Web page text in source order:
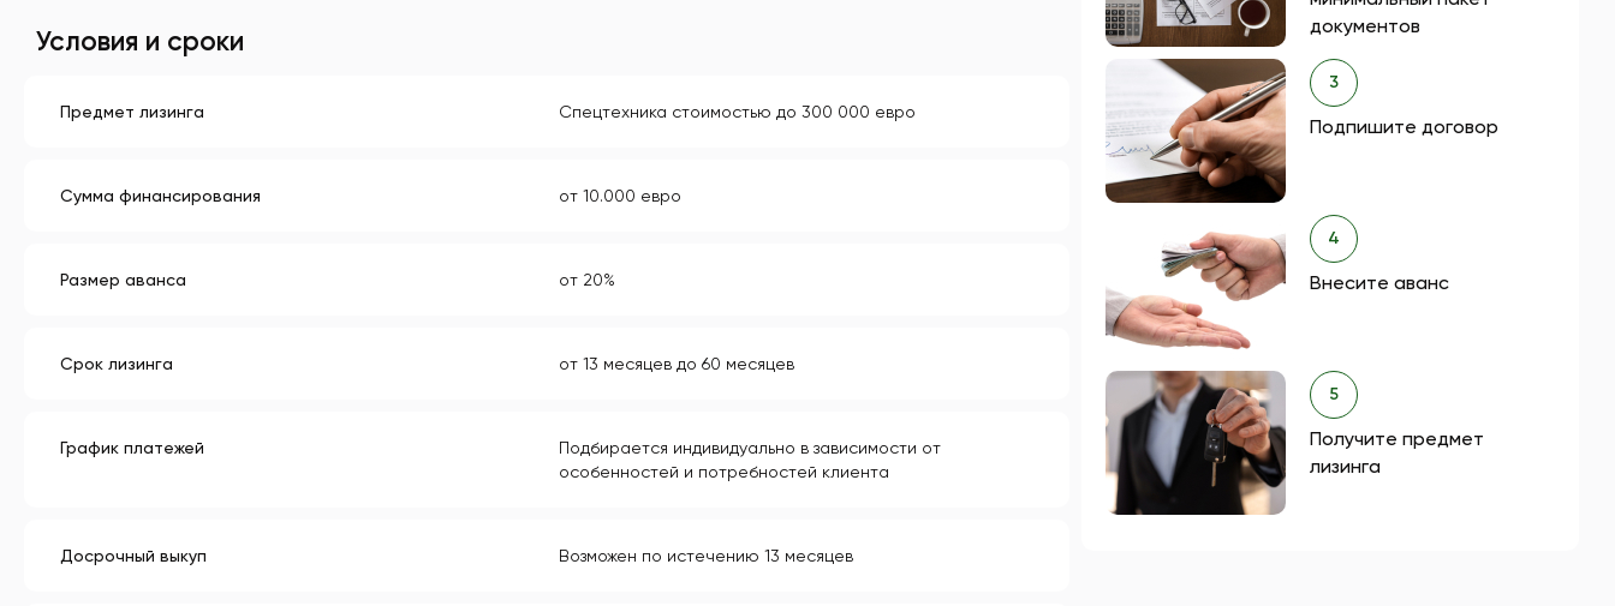
Условия и сроки
Предмет лизинга Спецтехника стоимостью до 300 000 евро
Сумма финансирования от 10.000 евро
Размер аванса от 20%
Срок лизинга от 13 месяцев до 60 месяцев
График платежей
Подбирается индивидуально в зависимости от
особенностей и потребностей клиента
Досрочный выкуп Возможен по истечению 13 месяцев
документов
3
Подпишите договор
4
Внесите аванс
5
Получите предмет
лизинга